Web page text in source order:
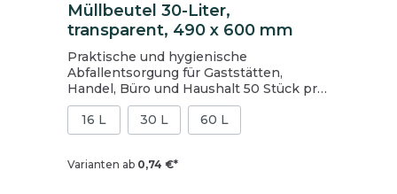
Müllbeutel 30-Liter,
transparent, 490 x 600 mm
Praktische und hygienische
Abfallentsorgung für Gaststätten,
Handel, Büro und Haushalt 50 Stück pro
Rolle Volumen: 30 Liter Maße: 490 x 600
mm Farbe: transparent
sternverschweißt Material: HDPE
16 L 30 L 60 L
Varianten ab 0,74 €*